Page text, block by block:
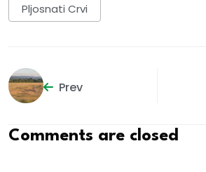
Pljosnati Crvi
Prev
Comments are closed